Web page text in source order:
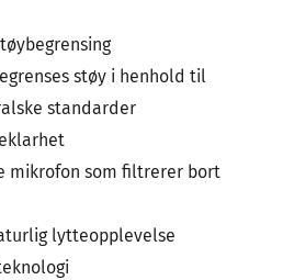
støy i henhold til
standarder
mikrofon som filtrerer bort
lytteopplevelse